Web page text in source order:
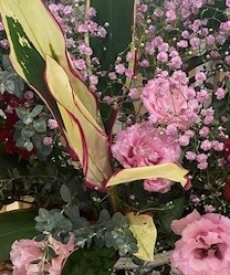
ニュース
イベント
利用案内・料金